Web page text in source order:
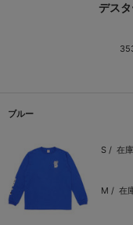
デス
ブルー
S / 在
M / 在